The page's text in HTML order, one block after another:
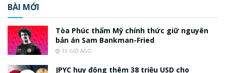
BÀI MỚI
Tòa Phúc thẩm Mỹ chính thức giữ nguyên
bản án Sam Bankman-Fried
13 GIỜ AGO
JPYC huy động thêm 38 triệu USD cho